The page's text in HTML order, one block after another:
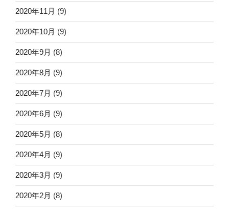
2020年11月 (9)
2020年10月 (9)
2020年9月 (8)
2020年8月 (9)
2020年7月 (9)
2020年6月 (9)
2020年5月 (8)
2020年4月 (9)
2020年3月 (9)
2020年2月 (8)